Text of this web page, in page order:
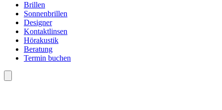
Brillen
Sonnenbrillen
Designer
Kontaktlinsen
Hörakustik
Beratung
Termin buchen